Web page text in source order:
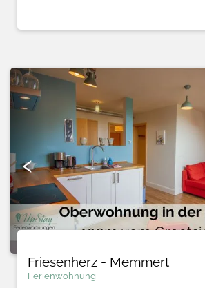
‹
Friesenherz - Memmert
Ferienwohnung